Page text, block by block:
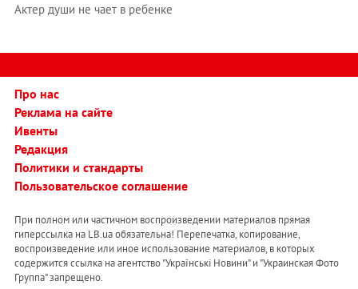
Актер души не чает в ребенке
Про нас
Реклама на сайте
Ивенты
Редакция
Политики и стандарты
Пользовательское соглашение
При полном или частичном воспроизведении материалов прямая
гиперссылка на LB.ua обязательна! Перепечатка, копирование,
воспроизведение или иное использование материалов, в которых
содержится ссылка на агентство "Українськi Новини" и "Украинская Фото
Группа" запрещено.